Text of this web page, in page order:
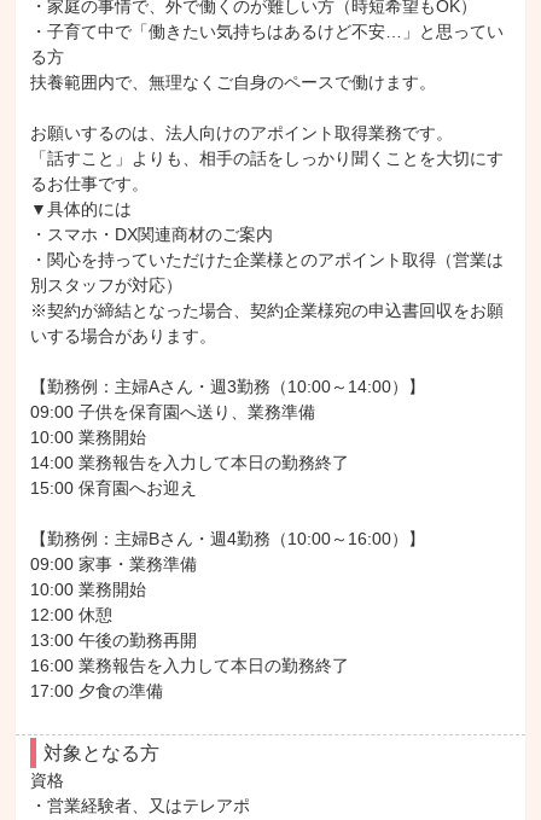
・家庭の事情で、外で働くのが難しい方（時短希望もOK）
・子育て中で「働きたい気持ちはあるけど不安…」と思ってい
る方
扶養範囲内で、無理なくご自身のペースで働けます。
お願いするのは、法人向けのアポイント取得業務です。
「話すこと」よりも、相手の話をしっかり聞くことを大切にす
るお仕事です。
▼具体的には
・スマホ・DX関連商材のご案内
・関心を持っていただけた企業様とのアポイント取得（営業は
別スタッフが対応）
※契約が締結となった場合、契約企業様宛の申込書回収をお願
いする場合があります。
【勤務例：主婦Aさん・週3勤務（10:00～14:00）】
09:00 子供を保育園へ送り、業務準備
10:00 業務開始
14:00 業務報告を入力して本日の勤務終了
15:00 保育園へお迎え
【勤務例：主婦Bさん・週4勤務（10:00～16:00）】
09:00 家事・業務準備
10:00 業務開始
12:00 休憩
13:00 午後の勤務再開
16:00 業務報告を入力して本日の勤務終了
17:00 夕食の準備
対象となる方
資格
・営業経験者、又はテレアポ